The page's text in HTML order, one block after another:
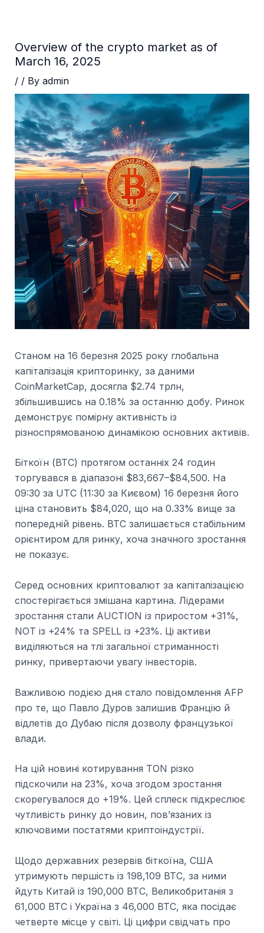
Overview of the crypto market as of
March 16, 2025
/ / By admin
Станом на 16 березня 2025 року глобальна
капіталізація крипторинку, за даними
CoinMarketCap, досягла $2.74 трлн,
збільшившись на 0.18% за останню добу. Ринок
демонструє помірну активність із
різноспрямованою динамікою основних активів.
Біткоїн (BTC) протягом останніх 24 годин
торгувався в діапазоні $83,667–$84,500. На
09:30 за UTC (11:30 за Києвом) 16 березня його
ціна становить $84,020, що на 0.33% вище за
попередній рівень. BTC залишається стабільним
орієнтиром для ринку, хоча значного зростання
не показує.
Серед основних криптовалют за капіталізацією
спостерігається змішана картина. Лідерами
зростання стали AUCTION із приростом +31%,
NOT із +24% та SPELL із +23%. Ці активи
виділяються на тлі загальної стриманності
ринку, привертаючи увагу інвесторів.
Важливою подією дня стало повідомлення AFP
про те, що Павло Дуров залишив Францію й
відлетів до Дубаю після дозволу французької
влади.
На цій новині котирування TON різко
підскочили на 23%, хоча згодом зростання
скорегувалося до +19%. Цей сплеск підкреслює
чутливість ринку до новин, пов’язаних із
ключовими постатями криптоіндустрії.
Щодо державних резервів біткоїна, США
утримують першість із 198,109 BTC, за ними
йдуть Китай із 190,000 BTC, Великобританія з
61,000 BTC і Україна з 46,000 BTC, яка посідає
четверте місце у світі. Ці цифри свідчать про